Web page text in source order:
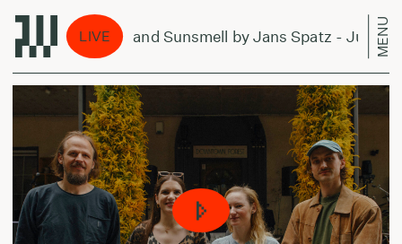
LIVE
Forever and Sunsmell by Jans Spatz - July 4,MENU